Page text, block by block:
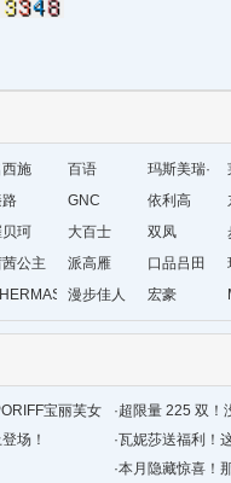
施 百语
玛斯美瑞·
琳
GNC 依利高
珂 大百士 双凤
公主 派高雁 口品吕田
漫步佳人 宏豪
宝丽芙女
·超限量 225 双！
场！ ·瓦妮莎送福利！
·本月隐藏惊喜！